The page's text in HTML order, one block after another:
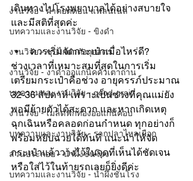
งานวิจัย - ผ้าคอตตอน แฟลนเนล
บทความและงานวิจัย - ขิงดำ
งานวิจัย - ซุปไก่ดำตังกุยสดฯ
งานวิจัย - งาดำออแกนิคคั่วเตาถ่าน
บทความและงานวิจัย - good-grain
งานวิจัย - เมล็ดฟักทองออแกนิคอบ
บทความและงานวิจัย - รากปลาไหลเผือก
ส่วนประกอบ - น้ำผึ้งชันโรง
บทความและงานวิจัย - น้ำผึ้งชันโรง
เดินทางไปโรงพยาบาลได้อย่างสบายใจ
และมีสติที่สุดค่ะ
ควรเริ่มจัดกระเป๋าเมื่อไหร่ดี?
ช่วงเวลาที่เหมาะสมที่สุดในการเริ่ม
เตรียมกระเป๋าคือช่วง อายุครรภ์ประมาณ
32-36 สัปดาห์ เพราะเป็นช่วงที่คุณแม่ยัง
พอมีย้ายตัวได้สะดวก และหากเกิดเหตุ
ฉุกเฉินหรือคลอดก่อนกำหนด ทุกอย่างก็
พร้อมหยิบฉวยได้ทันที แนะนำให้จัด
กระเป๋าแล้ววางไว้ในจุดที่เห็นได้ชัดเจน
หรือใส่ไว้ในท้ายรถเลยก็ยิ่งดีค่ะ